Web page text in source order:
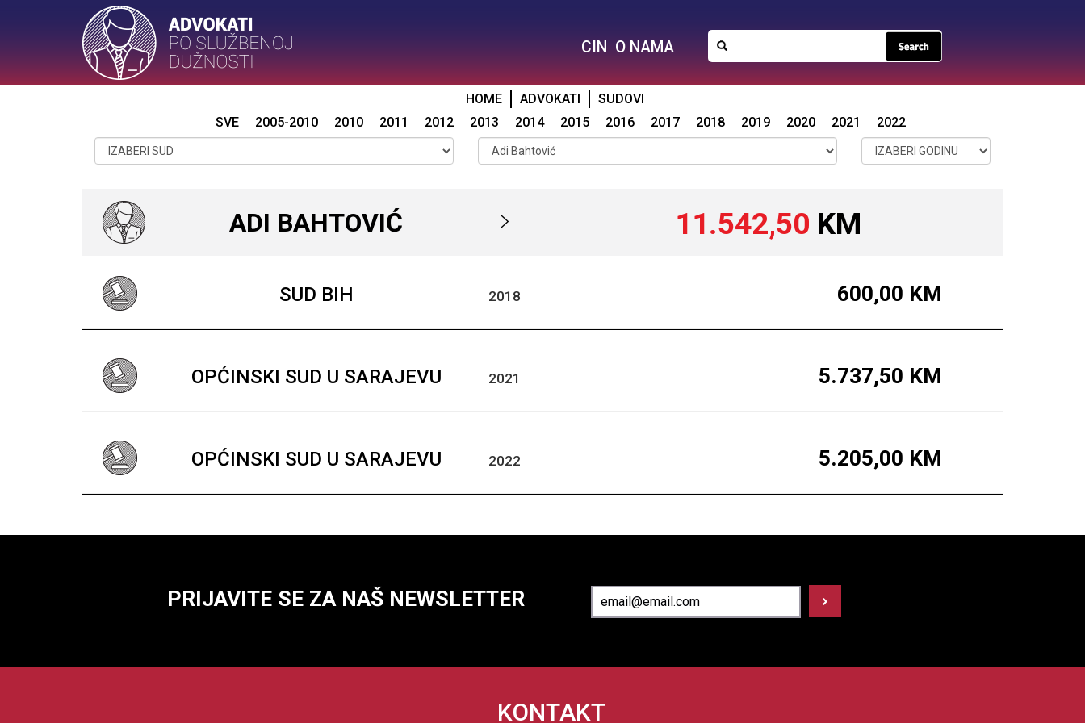
CIN O NAMA
HOME ADVOKATI
SUDOVI
2022
2021
2020
2019
2018
2017
2016
2015
2014
2013
2012
2011
2010
2005-2010
SVE
ADI BAHTOVIĆ 11.542,50 KM
SUD BIH 2018 600,00 KM
OPĆINSKI SUD U SARAJEVU 2021 5.737,50 KM
OPĆINSKI SUD U SARAJEVU 2022 5.205,00 KM
PRIJAVITE SE ZA NAŠ NEWSLETTER
KONTAKT